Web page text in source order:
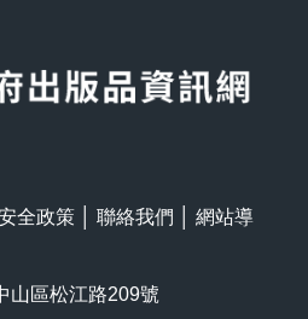
全政策 聯絡我們
網站導
山區松江路209號